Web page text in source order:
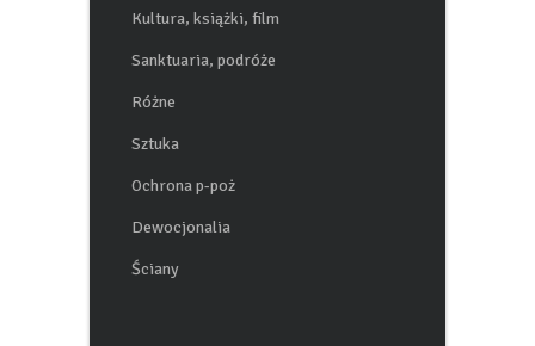
Kultura, książki, film
Sanktuaria, podróże
Różne
Sztuka
Ochrona p-poż
Dewocjonalia
Ściany